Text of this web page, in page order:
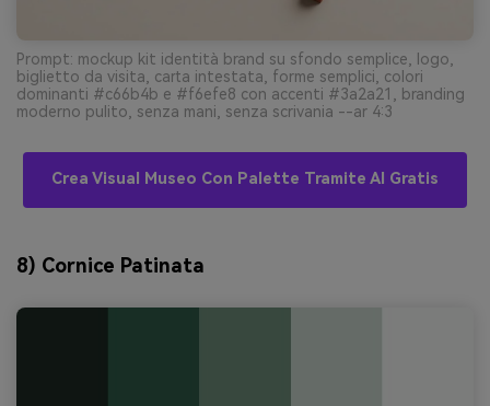
Prompt: mockup kit identità brand su sfondo semplice, logo,
biglietto da visita, carta intestata, forme semplici, colori
dominanti #c66b4b e #f6efe8 con accenti #3a2a21, branding
moderno pulito, senza mani, senza scrivania --ar 4:3
Crea Visual Museo Con Palette Tramite AI Gratis
8) Cornice Patinata